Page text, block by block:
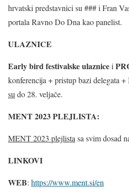
hrvatski predstavnici su ### i Fran
portala Ravno Do Dna kao panelist.
ULAZNICE
Early bird festivalske ulaznicei
konferencija + pristup bazi delegata
sudo 28. veljače.
MENT 2023 PLEJLISTA:
MENT 2023 plejlistasa svim dosad
LINKOVI
WEB: https://www.ment.si/en